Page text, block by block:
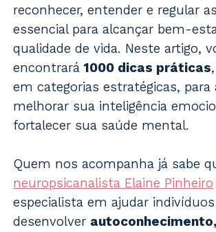
reconhecer, entender e regular
essencial para alcançar bem-
qualidade de vida. Neste artigo,
encontrará1000 dicas práticas
em categorias estratégicas, para
melhorar sua inteligência
fortalecer sua saúde mental.
Quem nos acompanha já sabe
neuropsicanalista Elaine Pinheiro
especialista em ajudar
desenvolver